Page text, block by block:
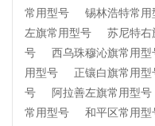
常用型号
锡林浩特常用
左旗常用型号
苏尼特右
号
西乌珠穆沁旗常用型
用型号
正镶白旗常用型
号
阿拉善左旗常用型号
常用型号
和平区常用型